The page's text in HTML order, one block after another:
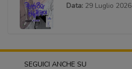
Data: 29 Luglio 2026
SEGUICI ANCHE SU